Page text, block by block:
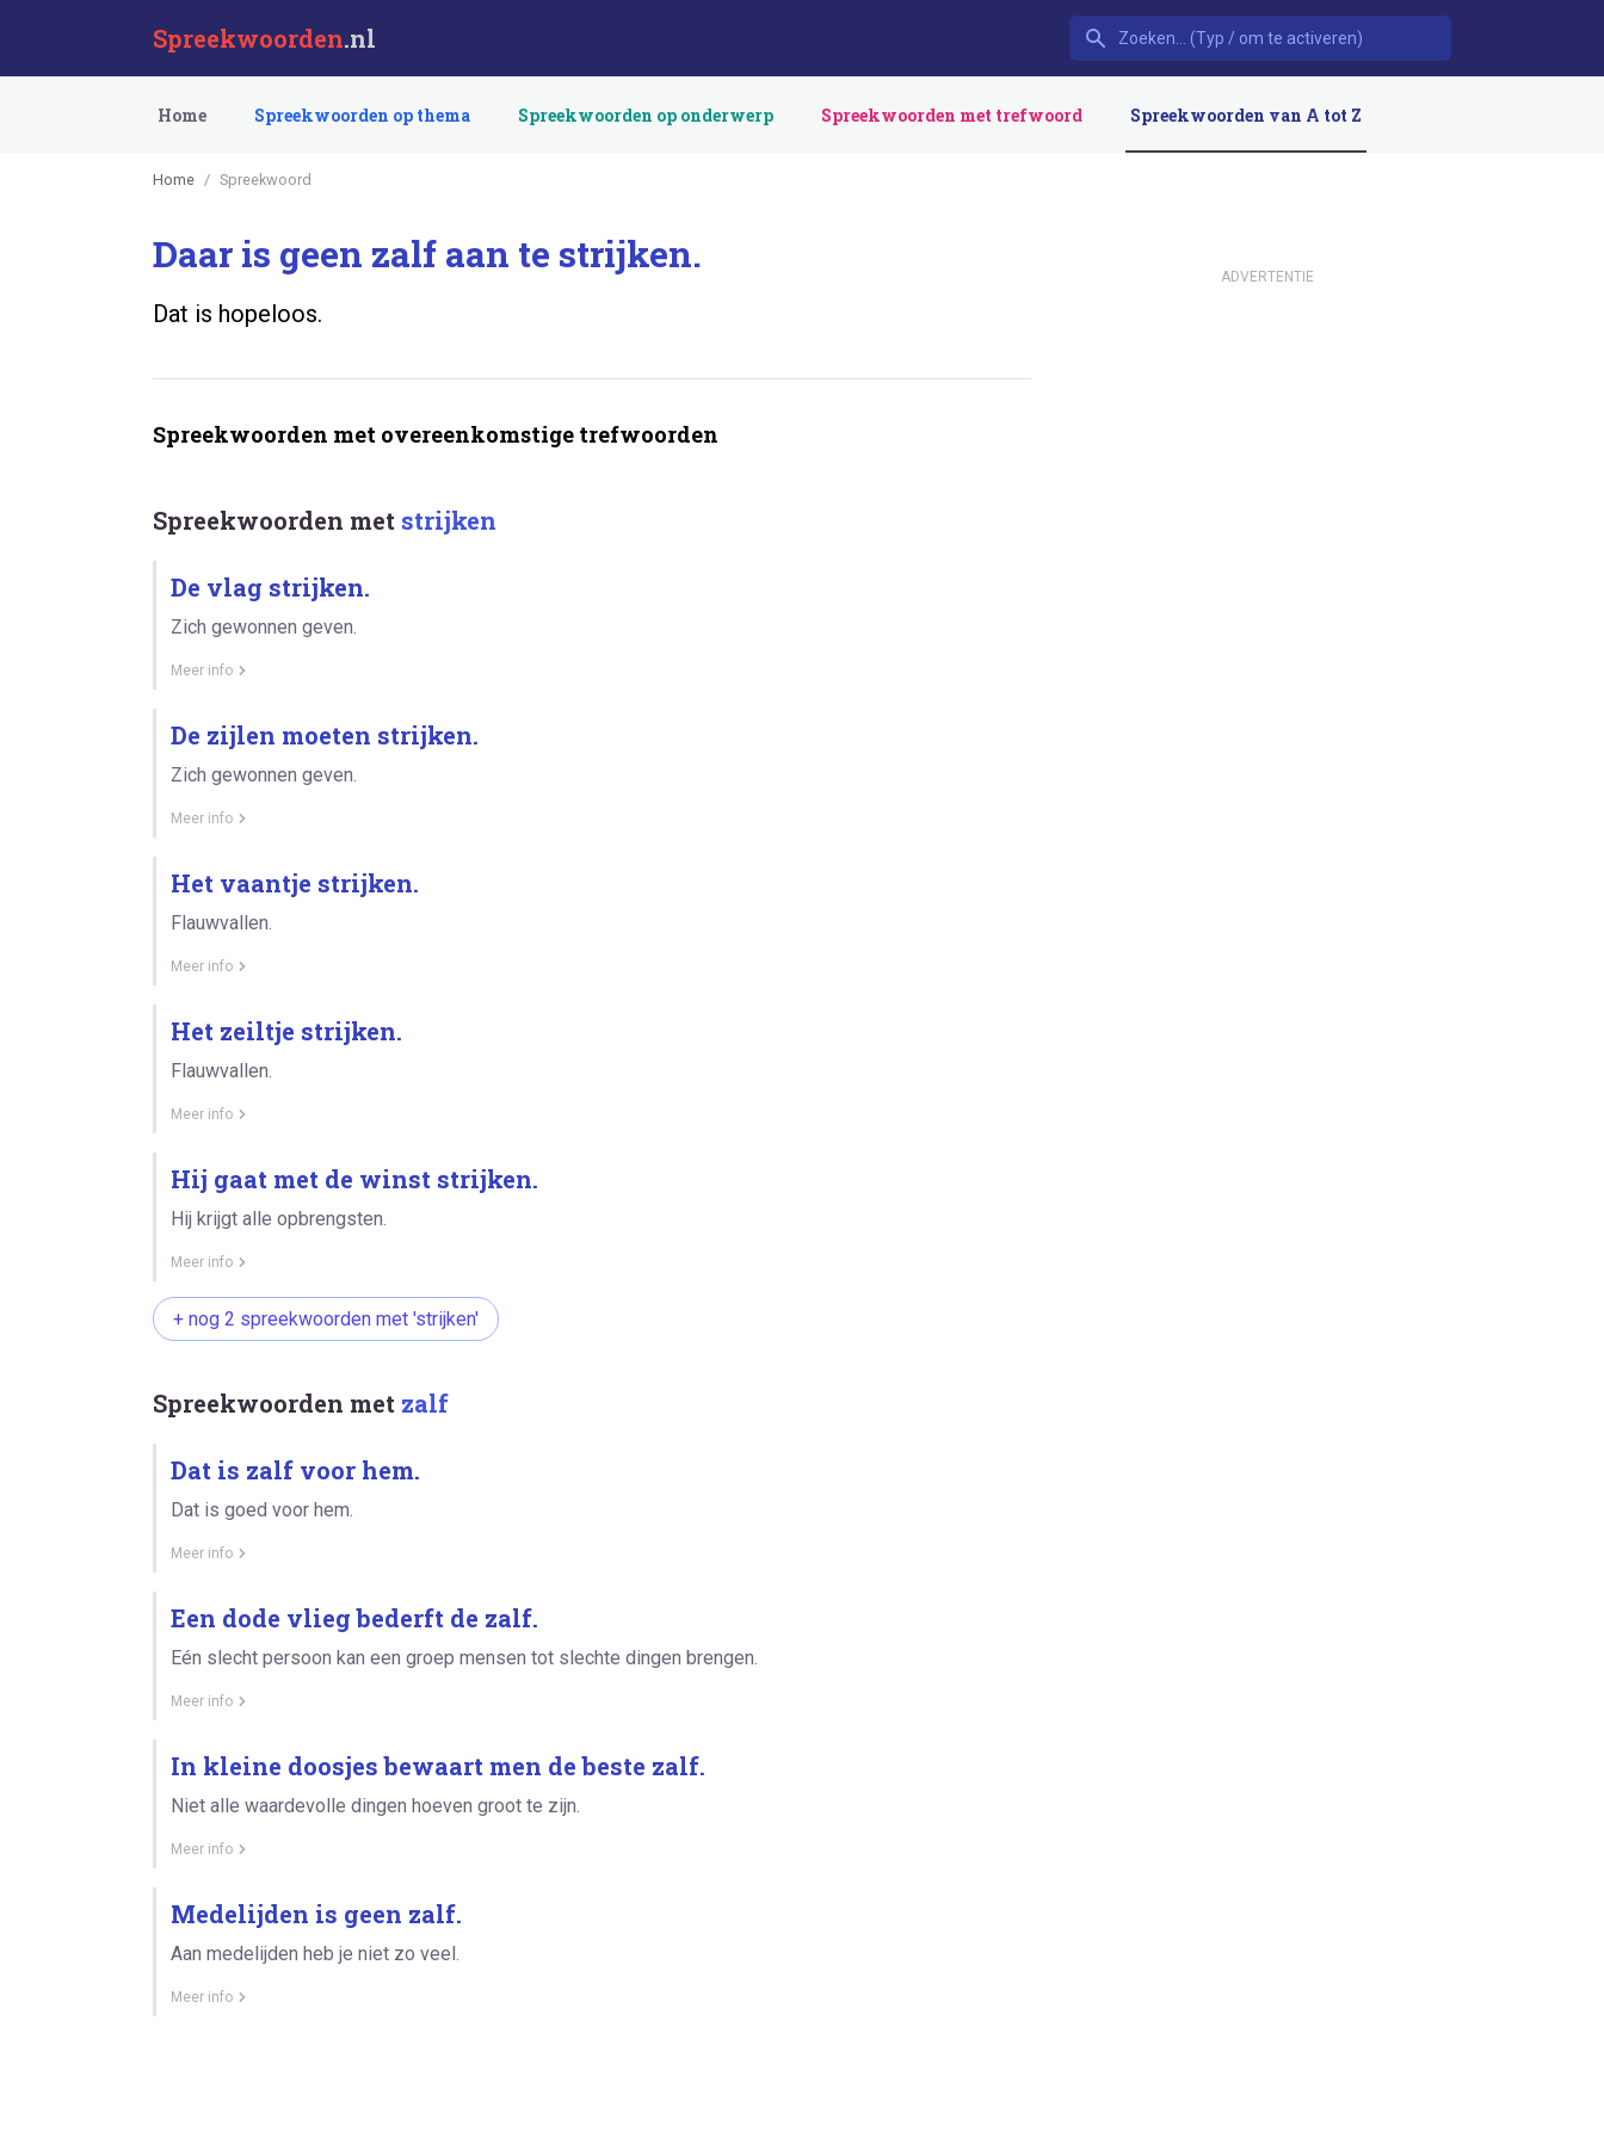
Spreekwoorden.nl
Home Spreekwoorden op thema Spreekwoorden op onderwerp Spreekwoorden met trefwoord Spreekwoorden van A tot Z
Home Spreekwoord
Daar is geen zalf aan te strijken.
Dat is hopeloos.
Spreekwoorden met overeenkomstige trefwoorden
Spreekwoorden met strijken
De vlag strijken.
Zich gewonnen geven.
Meer info
De zijlen moeten strijken.
Zich gewonnen geven.
Meer info
Het vaantje strijken.
Flauwvallen.
Meer info
Het zeiltje strijken.
Flauwvallen.
Meer info
Hij gaat met de winst strijken.
Hij krijgt alle opbrengsten.
Meer info
+ nog 2 spreekwoorden met 'strijken'
Spreekwoorden met zalf
Dat is zalf voor hem.
Dat is goed voor hem.
Meer info
Een dode vlieg bederft de zalf.
Eén slecht persoon kan een groep mensen tot slechte dingen brengen.
Meer info
In kleine doosjes bewaart men de beste zalf.
Niet alle waardevolle dingen hoeven groot te zijn.
Meer info
Medelijden is geen zalf.
Aan medelijden heb je niet zo veel.
Meer info
ADVERTENTIE